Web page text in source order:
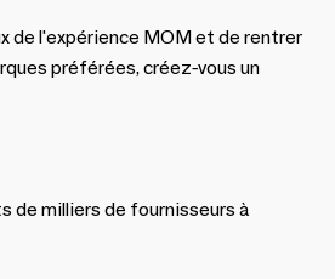
de l'expérience MOM et de rentrer
préférées, créez-vous un
de milliers de fournisseurs à